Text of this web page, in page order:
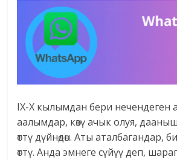
IX-X кылымдан бери нечендеген
аалымдар, көзү ачык олуя,
өттү дүйнөдөн. Аты аталбагандар,
өттү. Анда эмнеге сүйүү деп,